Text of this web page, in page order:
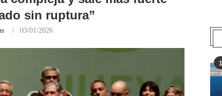
sin ruptura”
03/01/2026
1